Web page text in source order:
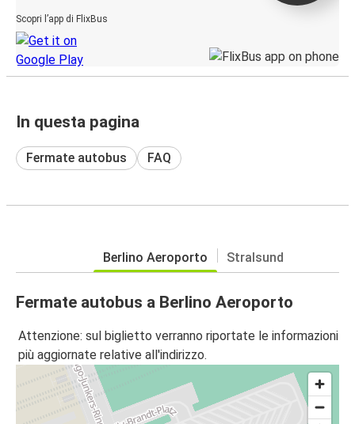
Scopri l’app di FlixBus
In questa pagina
Fermate autobus FAQ
Berlino Aeroporto Stralsund
Fermate autobus a Berlino Aeroporto
Attenzione: sul biglietto verranno riportate le informazioni
più aggiornate relative all'indirizzo.